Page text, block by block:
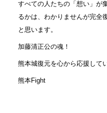
すべての人たちの「想い」が
るかは、わかりませんが完全
と思います。
加藤清正公の魂！
熊本城復元を心から応援して
熊本Fight